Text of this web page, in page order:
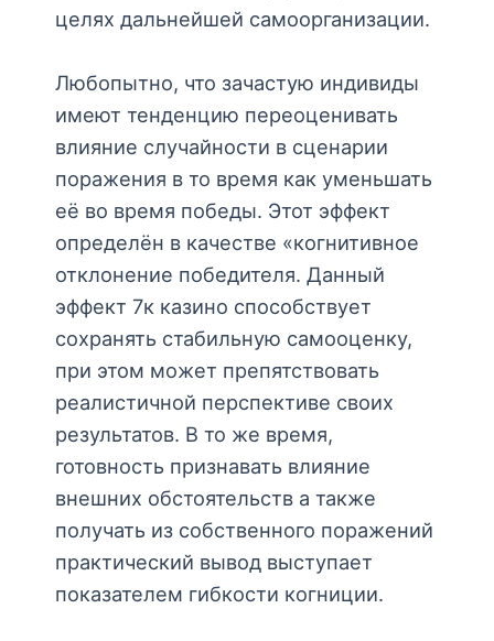
целях дальнейшей самоорганизации.
Любопытно, что зачастую индивиды
имеют тенденцию переоценивать
влияние случайности в сценарии
поражения в то время как уменьшать
её во время победы. Этот эффект
определён в качестве «когнитивное
отклонение победителя. Данный
эффект 7к казино способствует
сохранять стабильную самооценку,
при этом может препятствовать
реалистичной перспективе своих
результатов. В то же время,
готовность признавать влияние
внешних обстоятельств а также
получать из собственного поражений
практический вывод выступает
показателем гибкости когниции.